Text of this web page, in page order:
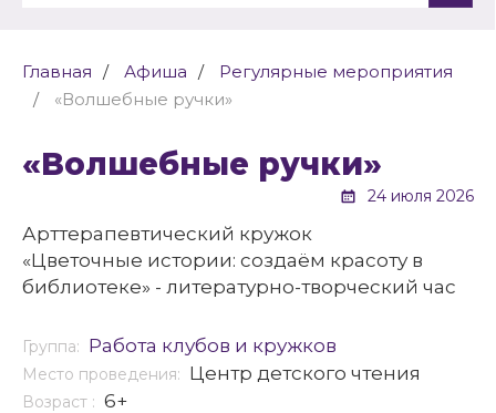
Главная Афиша
Регулярные мероприятия
«Волшебные ручки»
«Волшебные ручки»
24 июля 2026
Арттерапевтический кружок
«Цветочные истории: создаём красоту в
библиотеке» - литературно-творческий час
Группа: Работа клубов и кружков
Место проведения: Центр детского чтения
Возраст : 6+